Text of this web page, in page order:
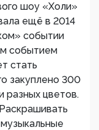
шоу «Холи»
ещё в 2014
событии
событием
стать
закуплено 300
разных цветов.